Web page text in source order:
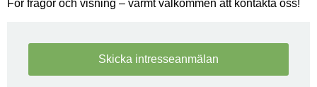
För frågor och visning – varmt välkommen att kontakta oss!
Skicka intresseanmälan